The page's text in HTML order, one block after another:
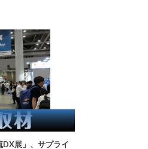
DX展」、サプライ